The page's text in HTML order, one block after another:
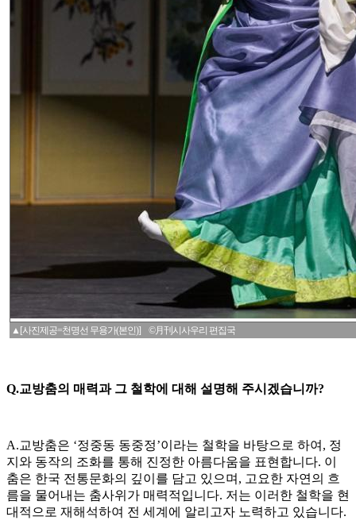
▲[사진제공=천명선 무용가(본인)] ©月刊시사우리 편집국
Q.교방춤의 매력과 그 철학에 대해 설명해 주시겠습니까?
A.교방춤은 ‘정중동 동중정’이라는 철학을 바탕으로 하여, 정
지와 동작의 조화를 통해 진정한 아름다움을 표현합니다. 이
춤은 한국 전통문화의 깊이를 담고 있으며, 고요한 자연의 흐
름을 물어내는 춤사위가 매력적입니다. 저는 이러한 철학을 현
대적으로 재해석하여 전 세계에 알리고자 노력하고 있습니다.